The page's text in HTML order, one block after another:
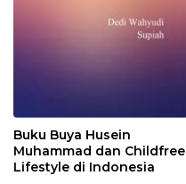
Buku Buya Husein
Muhammad dan Childfree
Lifestyle di Indonesia